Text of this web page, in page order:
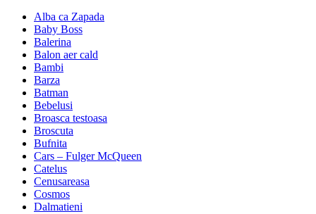
Alba ca Zapada
Baby Boss
Balerina
Balon aer cald
Bambi
Barza
Batman
Bebelusi
Broasca testoasa
Broscuta
Bufnita
Cars – Fulger McQueen
Catelus
Cenusareasa
Cosmos
Dalmatieni